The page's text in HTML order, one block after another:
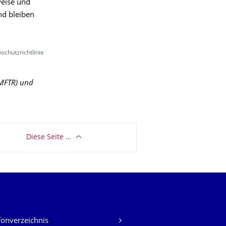
und
bleiben
und
Diese Seite …